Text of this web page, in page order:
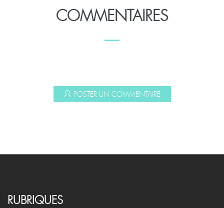
COMMENTAIRES
POSTER UN COMMENTAIRE
RUBRIQUES